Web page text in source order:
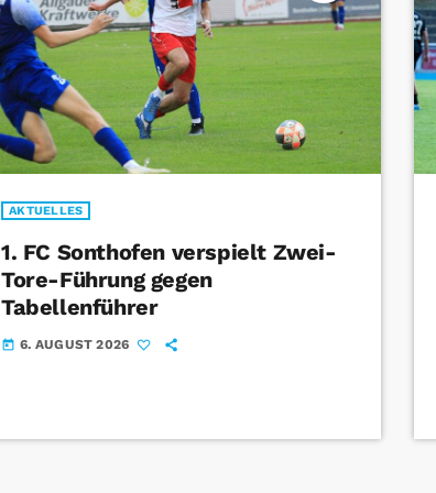
AKTUELLES
1. FC Sonthofen verspielt Zwei-
Tore-Führung gegen
Tabellenführer
today 6. AUGUST 2026